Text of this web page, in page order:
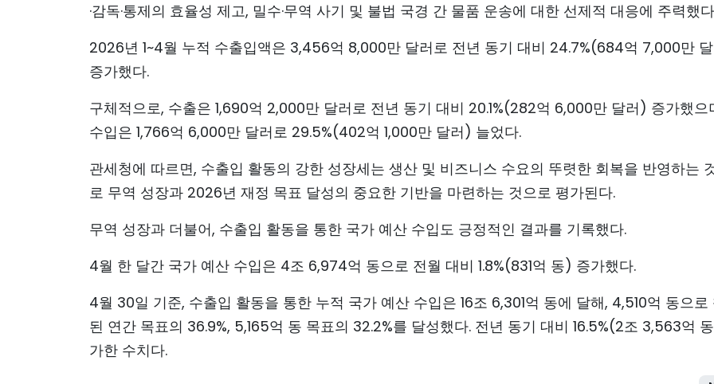
·감독·통제의 효율성 제고, 밀수·무역 사기 및 불법 국경 간 물품 운송에 대한 선제적 대응에 주력했
2026년 1~4월 누적 수출입액은 3,456억 8,000만 달러로 전년 동기 대비 24.7%(684억 7,000만
증가했다.
구체적으로, 수출은 1,690억 2,000만 달러로 전년 동기 대비 20.1%(282억 6,000만 달러) 증가했으
수입은 1,766억 6,000만 달러로 29.5%(402억 1,000만 달러) 늘었다.
관세청에 따르면, 수출입 활동의 강한 성장세는 생산 및 비즈니스 수요의 뚜렷한 회복을 반영하는
로 무역 성장과 2026년 재정 목표 달성의 중요한 기반을 마련하는 것으로 평가된다.
무역 성장과 더불어, 수출입 활동을 통한 국가 예산 수입도 긍정적인 결과를 기록했다.
4월 한 달간 국가 예산 수입은 4조 6,974억 동으로 전월 대비 1.8%(831억 동) 증가했다.
4월 30일 기준, 수출입 활동을 통한 누적 국가 예산 수입은 16조 6,301억 동에 달해, 4,510억 동으로
된 연간 목표의 36.9%, 5,165억 동 목표의 32.2%를 달성했다. 전년 동기 대비 16.5%(2조 3,563억
가한 수치다.